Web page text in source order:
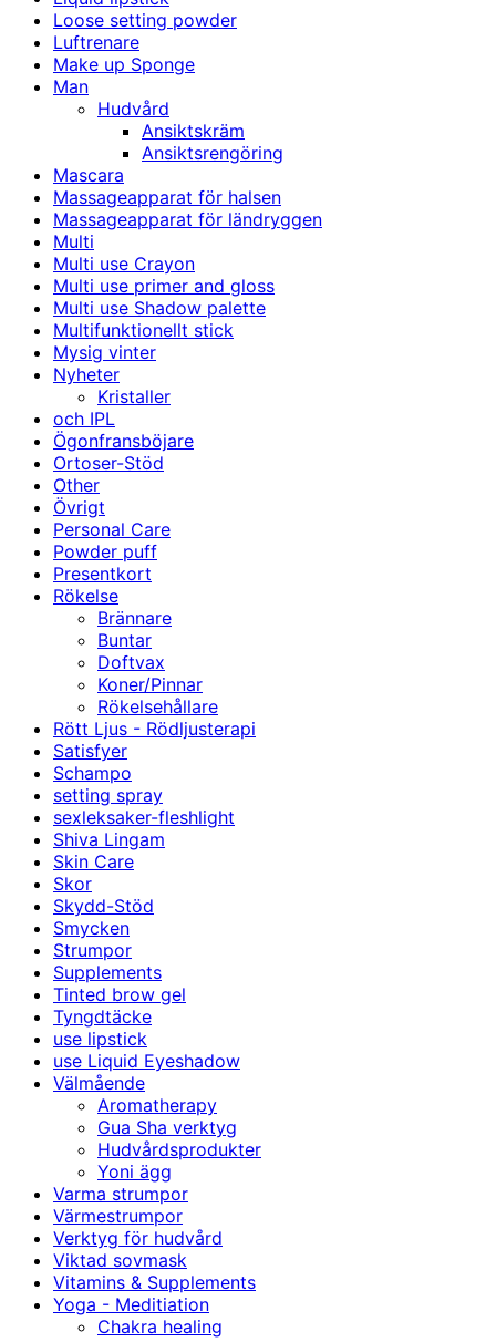
Loose setting powder
Luftrenare
Make up Sponge
Man
Hudvård
Ansiktskräm
Ansiktsrengöring
Mascara
Massageapparat för halsen
Massageapparat för ländryggen
Multi
Multi use Crayon
Multi use primer and gloss
Multi use Shadow palette
Multifunktionellt stick
Mysig vinter
Nyheter
Kristaller
och IPL
Ögonfransböjare
Ortoser-Stöd
Other
Övrigt
Personal Care
Powder puff
Presentkort
Rökelse
Brännare
Buntar
Doftvax
Koner/Pinnar
Rökelsehållare
Rött Ljus - Rödljusterapi
Satisfyer
Schampo
setting spray
sexleksaker-fleshlight
Shiva Lingam
Skin Care
Skor
Skydd-Stöd
Smycken
Strumpor
Supplements
Tinted brow gel
Tyngdtäcke
use lipstick
use Liquid Eyeshadow
Välmående
Aromatherapy
Gua Sha verktyg
Hudvårdsprodukter
Yoni ägg
Varma strumpor
Värmestrumpor
Verktyg för hudvård
Viktad sovmask
Vitamins & Supplements
Yoga - Meditiation
Chakra healing